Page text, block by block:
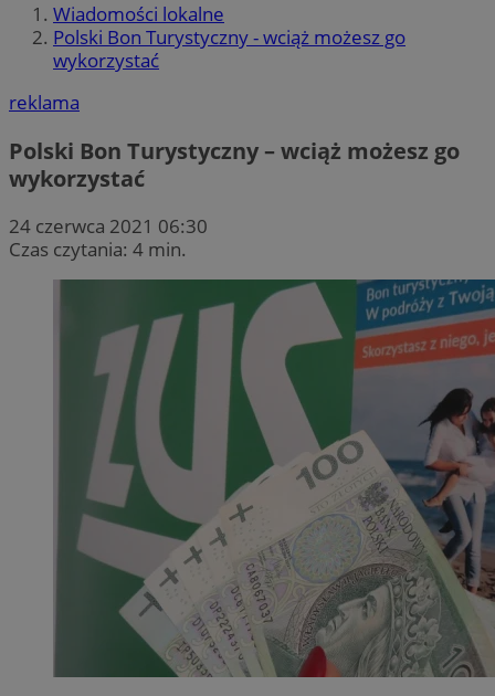
Wiadomości lokalne
Polski Bon Turystyczny - wciąż możesz go
wykorzystać
reklama
Polski Bon Turystyczny – wciąż możesz go
wykorzystać
24 czerwca 2021 06:30
Czas czytania: 4 min.